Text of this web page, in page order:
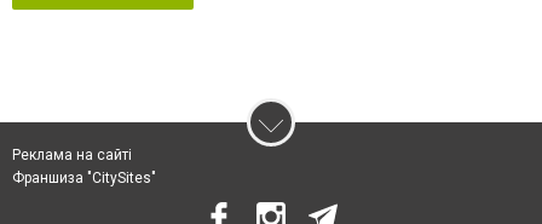
Реклама на сайті
Франшиза "CitySites"